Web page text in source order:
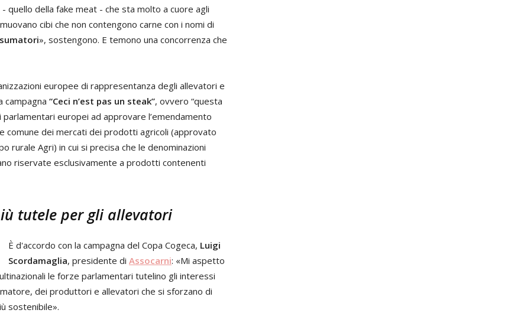
quello della fake meat - che sta molto a cuore agli
cibi che non contengono carne con i nomi di
», sostengono. E temono una concorrenza che
europee di rappresentanza degli allevatori e
campagna “Ceci n’est pas un steak”, ovvero “questa
europei ad approvare l’emendamento
comune dei mercati dei prodotti agricoli (approvato
rurale Agri) in cui si precisa che le denominazioni
riservate esclusivamente a prodotti contenenti
tutele per gli allevatori
È d'accordo con la campagna del Copa Cogeca, Luigi
Scordamaglia, presidente di Assocarni: «Mi aspetto
le forze parlamentari tutelino gli interessi
dei produttori e allevatori che si sforzano di
sostenibile».